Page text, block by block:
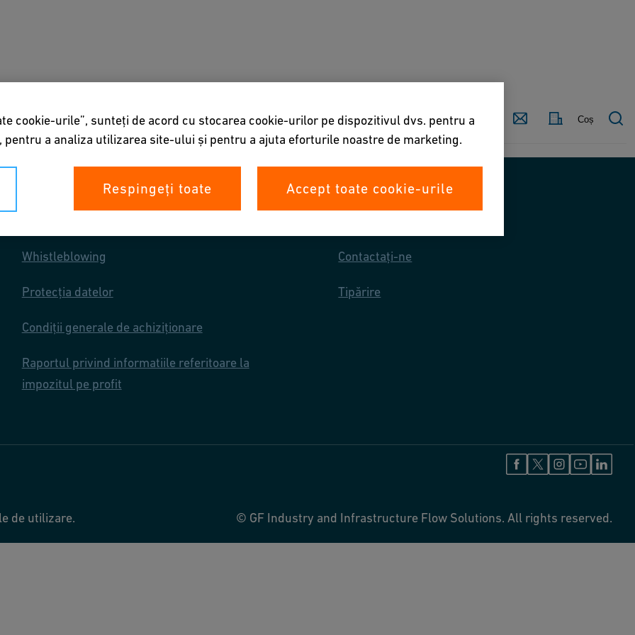
Contactați-
Coș
Despre noi
Whistleblowing
Protecția datelor
Condiții generale de achiziționare
Raportul privind informatiile referitoare la
impozitul pe profit
Contactați-ne
Tipărire
de utilizare. © GF Industry and Infrastructure Flow Solutions. All rights reserved.
cookie-urile”, sunteți de acord cu stocarea cookie-urilor pe dispozitivul dvs. pentru a
pentru a analiza utilizarea site-ului și pentru a ajuta eforturile noastre de marketing.
Respingeți toate Accept toate cookie-urile